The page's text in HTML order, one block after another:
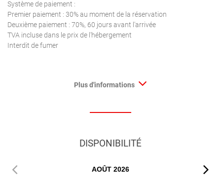
Système de paiement :
Premier paiement : 30% au moment de la réservation
Deuxième paiement : 70%, 60 jours avant l'arrivée
TVA incluse dans le prix de l'hébergement
Interdit de fumer
Plus d'informations
DISPONIBILITÉ
AOÛT 2026